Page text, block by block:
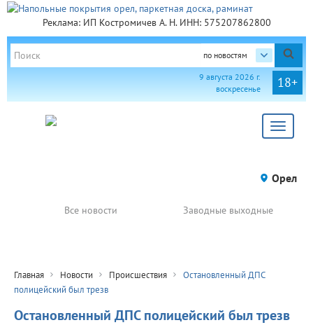
Реклама: ИП Костромичев А. Н. ИНН: 575207862800
по новостям
18+
9 августа 2026 г.
воскресенье
Toggle
Орел
Все новости Заводные выходные
Главная Новости Происшествия
Остановленный ДПС
полицейский был трезв
Остановленный ДПС полицейский был трезв